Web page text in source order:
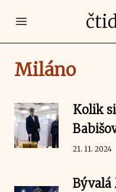
Open main menu
Miláno
Kolik
21. 11. 2024
Bývalá